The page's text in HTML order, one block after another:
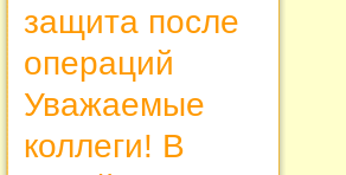
защита после
операций
Уважаемые
коллеги! В